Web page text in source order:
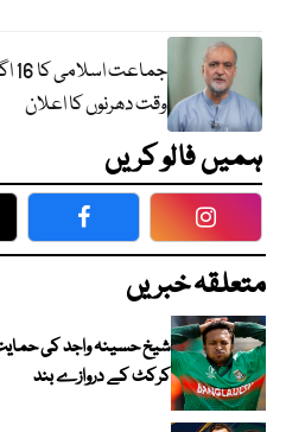
وقت دھرنوں کا اعلان
ہمیں فالو کریں
Facebook
متعلقہ خبریں
شیخ حسینہ واجد کی
کرکٹ کے دروازے بند